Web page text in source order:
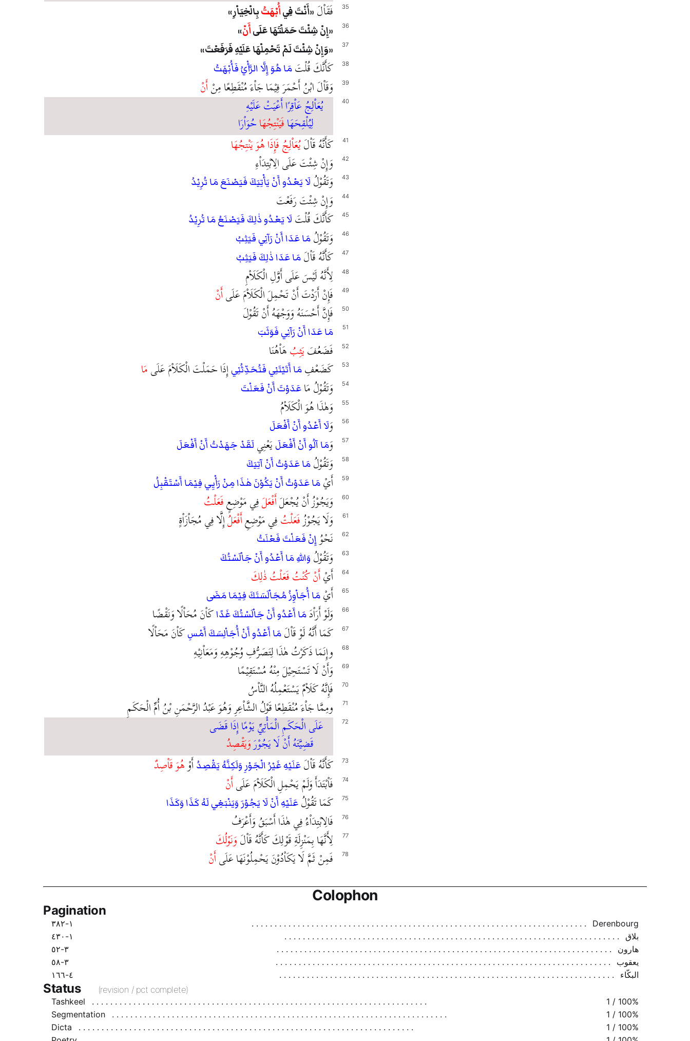
فَقَاْلَ أَنْتَ فِيأُبْهَتُبِالْخِيَاْرِ 35
إِنْ شِئْتَ حَمَلْتَهَا عَلَىأَنْ 36
وَإِنْ شِئْتَ لَمْ تَحْمِلْهَا عَلَيْهِ فَرَفَعْتَ 37
كَأَنَّكَ قُلْتَ مَا هُوَ إِلَّا الرَّأْيُ فَأُبْهَتُ 38
وَقَاْلَ ابْنُ أَحْمَرَ فِيْمَا جَاْءَ مُنْقَطِعًا مِنْأَنْ 39
يُعَاْلِجُ عَاْقِرًا أَعْيَتْ عَلَيْهِ
لِيُلْقِحَهَافَيَنْتِجُهَاحُوَاْرَا
40
كَأَنَّهُ قَاْلَيُعَاْلِجُ فَإِذَا هُوَ يَنْتِجُهَا 41
وَإِنْ شِئْتَ عَلَى الِابْتِدَاْءِ 42
وَتَقُوْلُ لَا يَعْدُو أَنْ يَأْتِيَكَ فَيَصْنَعَ مَا تُرِيْدُ 43
وَإِنْ شِئْتَ رَفَعْتَ 44
كَأَنَّكَ قُلْتَ لَا يَعْدُو ذٰلِكَ فَيَصْنَعُ مَا تُرِيْدُ 45
وَتَقُوْلُ مَا عَدَا أَنْ رَآنِي فَيَثِبُ 46
كَأَنَّهُ قَاْلَ مَا عَدَا ذٰلِكَ فَيَثِبُ 47
لِأَنَّهُ لَيْسَ عَلَى أَوَّلِ الْكَلَاْمِ 48
فَإِنْ أَرَدْتَ أَنْ تَحْمِلَ الْكَلَاْمَ عَلَىأَنْ 49
فَإِنَّ أَحْسَنَهُ وَوَجْهَهُ أَنْ تَقُوْلَ 50
مَا عَدَا أَنْ رَآنِي فَوَثَبَ 51
فَضَعُفَيَثِبُهَاْهُنَا 52
كَضَعْفِ مَا أَتَيْتَنِي فَتُحَدِّثُنِي إِذَا حَمَلْتَ الْكَلَاْمَ عَلَىمَا 53
وَتَقُوْلُ مَا عَدَوْتَ أَنْ فَعَلْتَ 54
وَهٰذَا هُوَ الْكَلَاْمُ 55
وَلَا أَعْدُو أَنْ أَفْعَلَ 56
وَمَا آلُو أَنْ أَفْعَلَ يَعْنِي لَقَدْ جَهَدْتُ أَنْ أَفْعَلَ 57
وَتَقُوْلُ مَا عَدَوْتُ أَنْ آتِيَكَ 58
أَيْ مَا عَدَوْتُ أَنْ يَكُوْنَ هٰذَا مِنْ رَأْيِي فِيْمَا أَسْتَقْبِلُ 59
وَيَجُوْزُ أَنْ يُجْعَلَأَفْعَلَفِي مَوْضِعٍفَعَلْتُ 60
وَلَا يَجُوْزُفَعَلْتُفِي مَوْضِعِأَفْعَلُإِلَّا فِي مُجَاْزَاْةٍ 61
نَحْوُإِنْ فَعَلْتَ فَعْلَتُ 62
وَتَقُوْلُ وَاللهِ مَا أَعْدُو أَنْ جَاْلَسْتُكَ 63
أَيْأَنْ كُنْتُ فَعَلْتُ ذٰلِكَ 64
أَيْ مَا أُجَاْوِزُ مُجَاْلَسَتَكَ فِيْمَا مَضَى 65
وَلَوْ أَرَاْدَمَا أَعْدُو أَنْ جَاْلَسْتُكَ غَدًاكَاْنَ مُحَاْلًا وَنَقْضًا 66
كَمَا أَنَّهُ لَوْ قَاْلَ مَا أَعْدُو أَنْ أُجَاْلِسَكَ أَمْسِ كَاْنَ مَحَاْلًا 67
وإِنَمَا ذَكَرْتُ هٰذَا لِتَصَرُّفِ وُجُوْهِهِ وَمَعَاْنِيْهِ 68
وَأَنْ لَا تَسْتَحِيْلَ مِنْهُ مُسْتَقِيْمًا 69
فَإِنَّهُ كَلَاْمٌ يَسْتَعْمِلُهُ النَّاْسُ 70
ومِمَّا جَاْءَ مُنْقَطِعًا قَوْلُ الشَّاْعِرِ وَهُوَ عَبْدُ الرَّحْمَنِ بْنُ أُمِّ الْحَكَمِ 71
عَلَى الْحَكَمِ الْمَأْتِيِّ يَوْمًا إِذَا قَضَى
قَضِيَّتَهُ أَنْ لَا يَجُوْرَوَيَقْصِدُ
72
كَأَنَّهُ قَاْلَ عَلَيْهِ غَيْرُ الْجَوْرِ وَلَكِنَّهُ يَقْصِدُ أَوْهُوَ قَاْصِدٌ 73
فَاْبْتَدَأَ وَلَمْ يَحْمِلِ الْكَلَاْمَ عَلَىأَنْ 74
كَمَا تَقُوْلُ عَلَيْهِ أَنْ لَا يَجُوْرَ وَيَنْبَغِي لَهُ كَذَا وَكَذَا 75
فَالِابْتِدَاْءُ فِي هٰذَا أَسْبَقُ وَأَعْرَفُ 76
لِأَنَّهَا بِمَنْزِلَةِ قَوْلِكَ كَأَنَّهُ قَاْلَوَنَوْلُكَ 77
فَمِنْ ثَمَّ لَا يَكَاْدُوْنَ يَحْمِلُوْنَهَا عَلَىأَنْ 78
Colophon
Pagination
Derenbourg
١-٣٨٢
بلاق
١-٤٣٠
هارون
٣-٥٢
يعقوب
٣-٥٨
البكّاء
٤-١٦٦
Status
(revision / pct complete)
Tashkeel
1 / 100%
Segmentation
1 / 100%
Dicta
1 / 100%